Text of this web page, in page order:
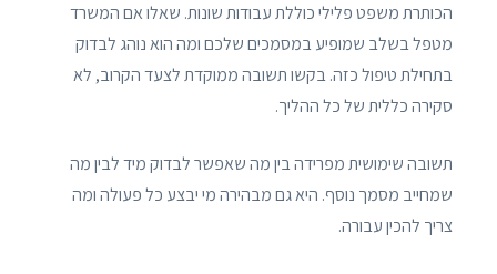
הכותרת משפט פלילי כוללת עבודות שונות. שאלו אם המשרד
מטפל בשלב שמופיע במסמכים שלכם ומה הוא נוהג לבדוק
בתחילת טיפול כזה. בקשו תשובה ממוקדת לצעד הקרוב, לא
סקירה כללית של כל ההליך.
תשובה שימושית מפרידה בין מה שאפשר לבדוק מיד לבין מה
שמחייב מסמך נוסף. היא גם מבהירה מי יבצע כל פעולה ומה
צריך להכין עבורה.